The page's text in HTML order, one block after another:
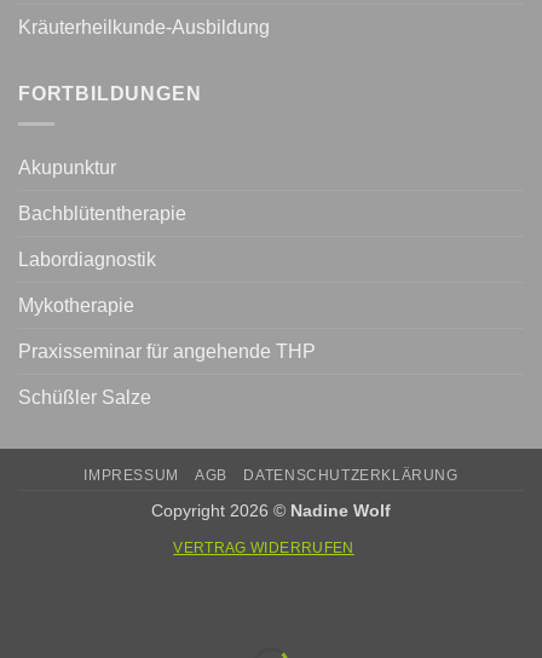
Kräuterheilkunde-Ausbildung
FORTBILDUNGEN
Akupunktur
Bachblütentherapie
Labordiagnostik
Mykotherapie
Praxisseminar für angehende THP
Schüßler Salze
IMPRESSUM AGB DATENSCHUTZERKLÄRUNG
Copyright 2026 © Nadine Wolf
VERTRAG WIDERRUFEN